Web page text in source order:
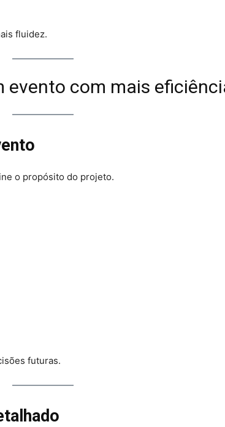
fluidez.
evento com mais
o propósito do projeto.
futuras.